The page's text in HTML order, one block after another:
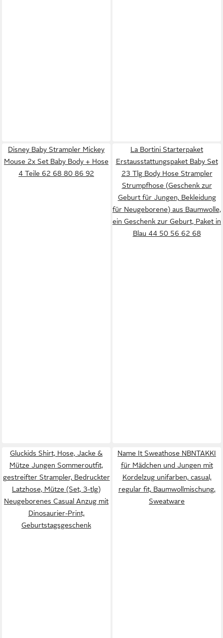
Disney Baby Strampler Mickey
Mouse 2x Set Baby Body + Hose
4 Teile 62 68 80 86 92
La Bortini Starterpaket
Erstausstattungspaket Baby Set
23 Tlg Body Hose Strampler
Strumpfhose (Geschenk zur
Geburt für Jungen, Bekleidung
für Neugeborene) aus Baumwolle,
ein Geschenk zur Geburt, Paket in
Blau 44 50 56 62 68
Gluckids Shirt, Hose, Jacke &
Mütze Jungen Sommeroutfit,
gestreifter Strampler, Bedruckter
Latzhose, Mütze (Set, 3-tlg)
Neugeborenes Casual Anzug mit
Dinosaurier-Print,
Geburtstagsgeschenk
Name It Sweathose NBNTAKKI
für Mädchen und Jungen mit
Kordelzug unifarben, casual,
regular fit, Baumwollmischung,
Sweatware